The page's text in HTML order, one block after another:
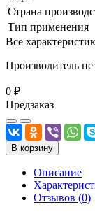
Страна
Тип применения
Все
Производитель не
0 ₽
Предзаказ
В корзину
Описание
Отзывов (0)